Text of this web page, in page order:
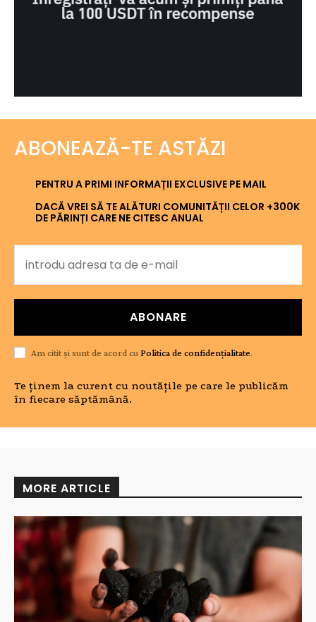
ABONEAZĂ-TE ASTĂZI
PENTRU A PRIMI INFORMAȚII EXCLUSIVE PE MAIL
DACĂ VREI SĂ TE ALĂTURI COMUNITĂȚII CELOR +300K
DE PĂRINȚI CARE NE CITESC ANUAL
ABONARE
Am citit și sunt de acord cu Politica de confidențialitate.
Te ținem la curent cu noutățile pe care le publicăm
în fiecare săptămână.
MORE ARTICLE